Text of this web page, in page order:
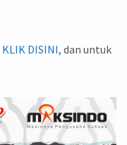
KLIK DISINI, dan untuk